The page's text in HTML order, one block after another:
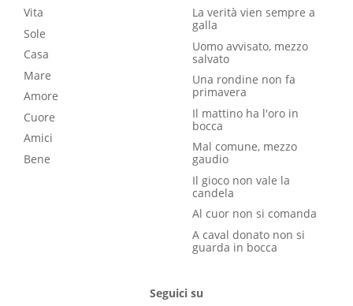
Vita
Sole
Casa
Mare
Amore
Cuore
Amici
Bene
La verità vien sempre a
galla
Uomo avvisato, mezzo
salvato
Una rondine non fa
primavera
Il mattino ha l'oro in
bocca
Mal comune, mezzo
gaudio
Il gioco non vale la
candela
Al cuor non si comanda
A caval donato non si
guarda in bocca
Seguici su